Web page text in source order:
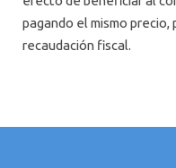
pagando el mismo precio,
recaudación fiscal.